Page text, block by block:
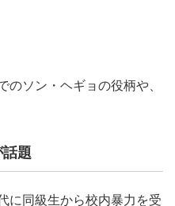
のソン・ヘギョの役柄や、
題
に同級生から校内暴力を受